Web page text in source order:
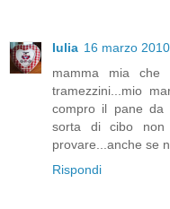
Iulia 16 marzo
mamma mia
tramezzini...mio
compro il pane da
sorta di cibo non
provare...anche se
Rispondi